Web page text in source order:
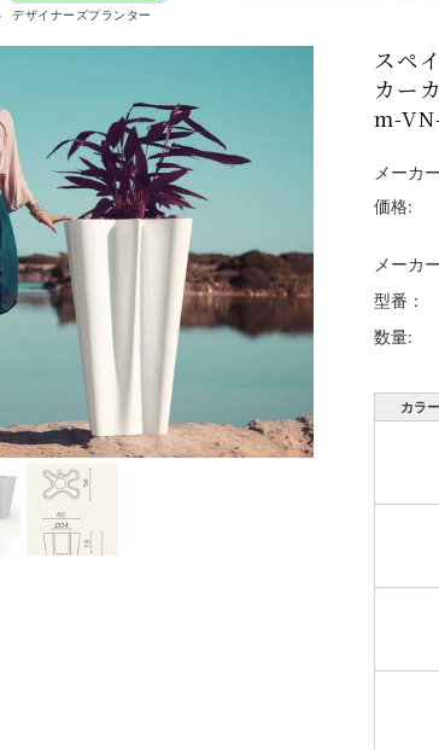
デザイナーズプランター
スペ
カー
m-
メーカ
価格:
メーカ
型番：
数量:
カラ